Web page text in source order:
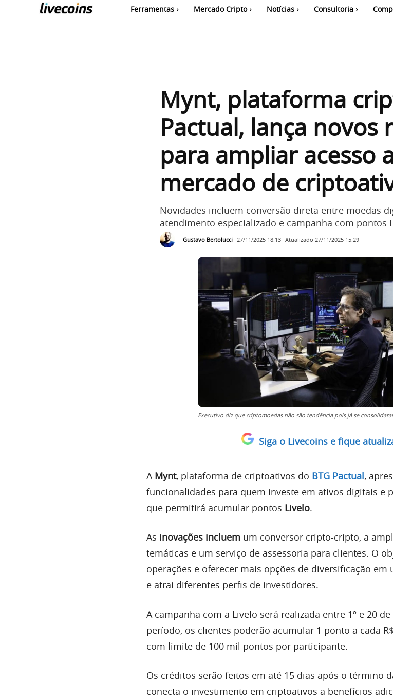
Ferramentas Mercado Cripto Notícias Consultoria
Mynt, plataforma
Pactual, lança novos
para ampliar acesso
mercado de
Novidades incluem conversão direta entre moedas
atendimento especializado e campanha com pontos
Gustavo Bertolucci 27/11/2025 18:13 Atualizado 27/11/2025 15:29
Executivo diz que criptomoedas não são tendência pois já se
Siga o Livecoins e fique
A Mynt, plataforma de criptoativos do BTG Pactual,
funcionalidades para quem investe em ativos digitais e
que permitirá acumular pontos Livelo.
As inovações incluem um conversor cripto-cripto, a
temáticas e um serviço de assessoria para clientes. O
operações e oferecer mais opções de diversificação em
e atrai diferentes perfis de investidores.
A campanha com a Livelo será realizada entre 1º e 20
período, os clientes poderão acumular 1 ponto a cada
com limite de 100 mil pontos por participante.
Os créditos serão feitos em até 15 dias após o término
conecta o investimento em criptoativos a benefícios